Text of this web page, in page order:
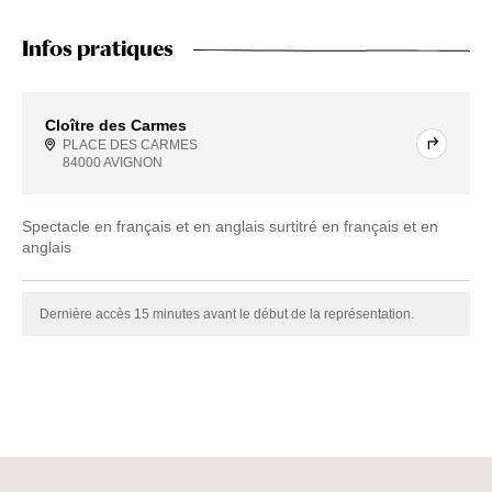
Infos pratiques
Cloître des Carmes
PLACE DES CARMES
84000 AVIGNON
Spectacle en français et en anglais surtitré en français et en
anglais
Dernière accès 15 minutes avant le début de la représentation.